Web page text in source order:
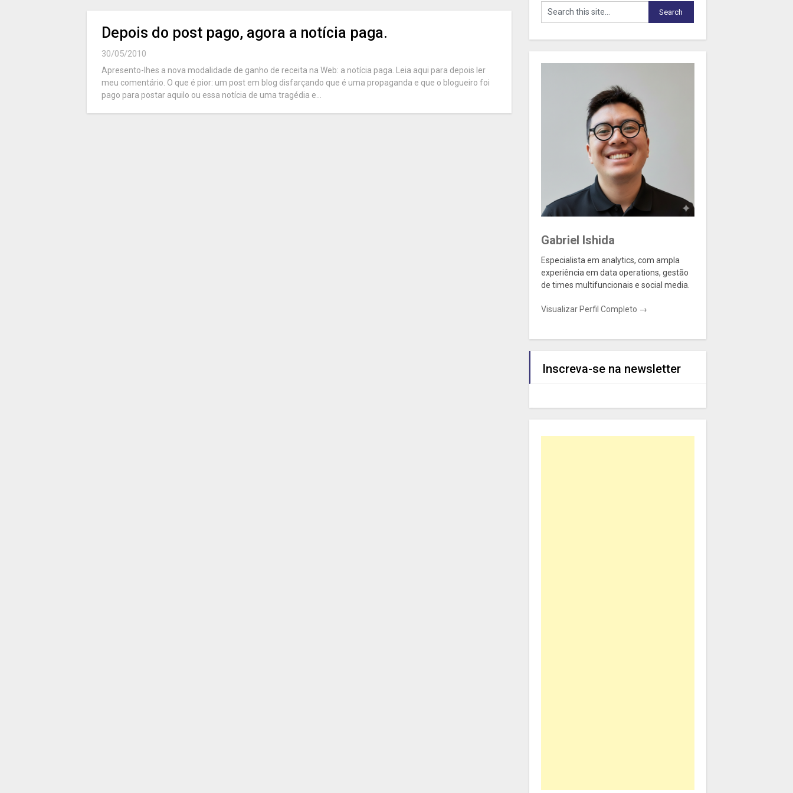
Depois do post pago, agora a notícia paga.
30/05/2010
Apresento-lhes a nova modalidade de ganho de receita na Web: a notícia paga. Leia aqui para depois ler
meu comentário. O que é pior: um post em blog disfarçando que é uma propaganda e que o blogueiro foi
pago para postar aquilo ou essa notícia de uma tragédia e...
Gabriel Ishida
Especialista em analytics, com ampla
experiência em data operations, gestão
de times multifuncionais e social media.
Visualizar Perfil Completo →
Inscreva-se na newsletter